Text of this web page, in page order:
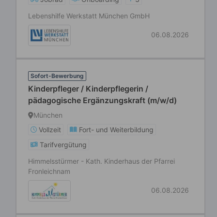
Lebenshilfe Werkstatt München GmbH
06.08.2026
Sofort-Bewerbung
Kinderpfleger / Kinderpflegerin /
pädagogische Ergänzungskraft (m/w/d)
München
Vollzeit
Fort- und Weiterbildung
Tarifvergütung
Himmelsstürmer - Kath. Kinderhaus der Pfarrei
Fronleichnam
06.08.2026